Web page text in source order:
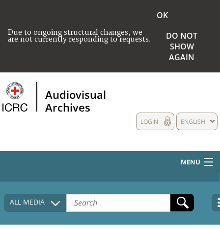
Due to ongoing structural changes, we
are not currently responding to requests.
OK
DO NOT
SHOW
AGAIN
Audiovisual
Archives
ENGLISH
LOGIN
MENU
HOME
COLLECTIONS DESCRIPTION
ALL MEDIA